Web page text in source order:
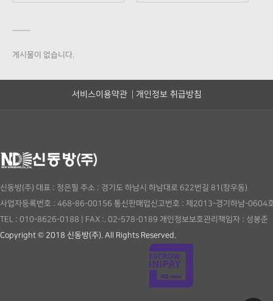
게시물이 없습니다.
서비스이용약관 개인정보 취급방침
신동방(주) 대표 : 정은필 주소 : 경기도 하남시 하남대로 622번길 81(창우동)
사업자등록번호 : 468-86-00156 통신판매업신고번호 : 제2013-경기하남-0604
TEL : 010-8626-0188
FAX :. 02-578-0189 개인정보보호관리책임자 : 성봉준
Copyright © 2018 신동방(주). All Rights Reserved.